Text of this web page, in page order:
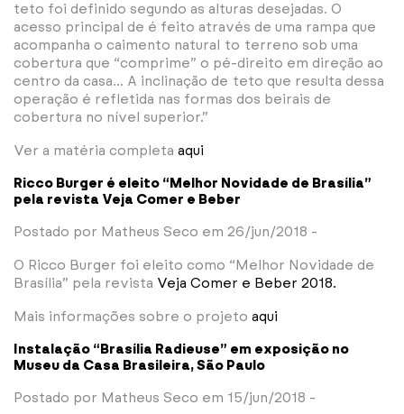
teto foi definido segundo as alturas desejadas. O
acesso principal de é feito através de uma rampa que
acompanha o caimento natural to terreno sob uma
cobertura que “comprime” o pé-direito em direção ao
centro da casa… A inclinação de teto que resulta dessa
operação é refletida nas formas dos beirais de
cobertura no nível superior.”
Ver a matéria completa aqui
Ricco Burger é eleito “Melhor Novidade de Brasília”
pela revista Veja Comer e Beber
Postado por Matheus Seco em 26/jun/2018 -
O Ricco Burger foi eleito como “Melhor Novidade de
Brasília” pela revista Veja Comer e Beber 2018.
Mais informações sobre o projeto aqui
Instalação “Brasília Radieuse” em exposição no
Museu da Casa Brasileira, São Paulo
Postado por Matheus Seco em 15/jun/2018 -